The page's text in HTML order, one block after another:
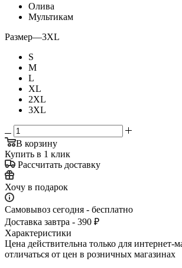
Олива
Мультикам
Размер—3XL
S
M
L
XL
2XL
3XL
В корзину
Купить в 1 клик
Рассчитать доставку
Хочу в подарок
Самовывоз сегодня - бесплатно
Доставка завтра - 390 ₽
Характеристики
Цена действительна только для интернет-
отличаться от цен в розничных магазинах